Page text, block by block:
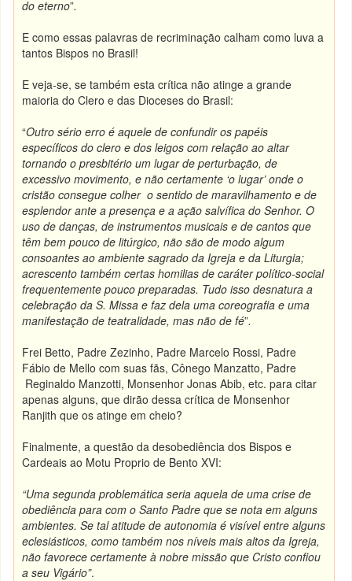
do eterno”.
E como essas palavras de recriminação calham como luva a
tantos Bispos no Brasil!
E veja-se, se também esta crítica não atinge a grande
maioria do Clero e das Dioceses do Brasil:
“Outro sério erro é aquele de confundir os papéis
específicos do clero e dos leigos com relação ao altar
tornando o presbitério um lugar de perturbação, de
excessivo movimento, e não certamente ‘o lugar’ onde o
cristão consegue colher o sentido de maravilhamento e de
esplendor ante a presença e a ação salvífica do Senhor. O
uso de danças, de instrumentos musicais e de cantos que
têm bem pouco de litúrgico, não são de modo algum
consoantes ao ambiente sagrado da Igreja e da Liturgia;
acrescento também certas homilias de caráter político-social
frequentemente pouco preparadas. Tudo isso desnatura a
celebração da S. Missa e faz dela uma coreografia e uma
manifestação de teatralidade, mas não de fé”.
Frei Betto, Padre Zezinho, Padre Marcelo Rossi, Padre
Fábio de Mello com suas fãs, Cônego Manzatto, Padre
Reginaldo Manzotti, Monsenhor Jonas Abib, etc. para citar
apenas alguns, que dirão dessa crítica de Monsenhor
Ranjith que os atinge em cheio?
Finalmente, a questão da desobediência dos Bispos e
Cardeais ao Motu Proprio de Bento XVI:
“Uma segunda problemática seria aquela de uma crise de
obediência para com o Santo Padre que se nota em alguns
ambientes. Se tal atitude de autonomia é visível entre alguns
eclesiásticos, como também nos níveis mais altos da Igreja,
não favorece certamente à nobre missão que Cristo confiou
a seu Vigário”.